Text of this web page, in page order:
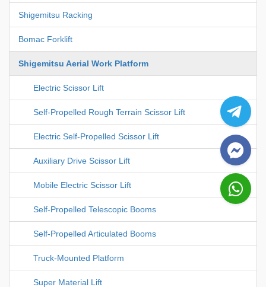
Shigemitsu Racking
Bomac Forklift
Shigemitsu Aerial Work Platform
Electric Scissor Lift
Self-Propelled Rough Terrain Scissor Lift
Electric Self-Propelled Scissor Lift
Auxiliary Drive Scissor Lift
Mobile Electric Scissor Lift
Self-Propelled Telescopic Booms
Self-Propelled Articulated Booms
Truck-Mounted Platform
Super Material Lift